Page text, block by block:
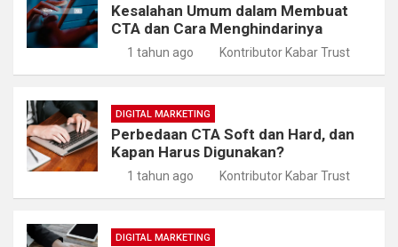
Kesalahan Umum dalam Membuat
CTA dan Cara Menghindarinya
1 tahun ago Kontributor Kabar Trust
DIGITAL MARKETING
Perbedaan CTA Soft dan Hard, dan
Kapan Harus Digunakan?
1 tahun ago Kontributor Kabar Trust
DIGITAL MARKETING